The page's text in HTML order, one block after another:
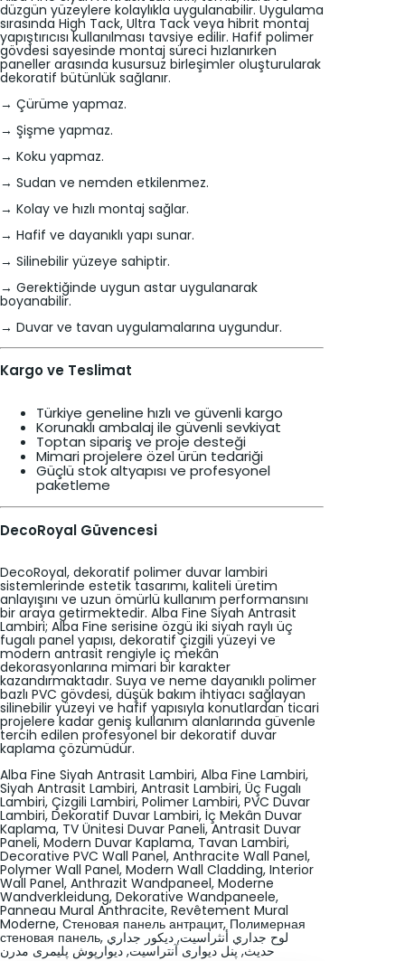
düzgün yüzeylere kolaylıkla uygulanabilir. Uygulama
sırasında High Tack, Ultra Tack veya hibrit montaj
yapıştırıcısı kullanılması tavsiye edilir. Hafif polimer
gövdesi sayesinde montaj süreci hızlanırken
paneller arasında kusursuz birleşimler oluşturularak
dekoratif bütünlük sağlanır.
→ Çürüme yapmaz.
→ Şişme yapmaz.
→ Koku yapmaz.
→ Sudan ve nemden etkilenmez.
→ Kolay ve hızlı montaj sağlar.
→ Hafif ve dayanıklı yapı sunar.
→ Silinebilir yüzeye sahiptir.
→ Gerektiğinde uygun astar uygulanarak
boyanabilir.
→ Duvar ve tavan uygulamalarına uygundur.
Kargo ve Teslimat
Türkiye geneline hızlı ve güvenli kargo
Korunaklı ambalaj ile güvenli sevkiyat
Toptan sipariş ve proje desteği
Mimari projelere özel ürün tedariği
Güçlü stok altyapısı ve profesyonel
paketleme
DecoRoyal Güvencesi
DecoRoyal, dekoratif polimer duvar lambiri
sistemlerinde estetik tasarımı, kaliteli üretim
anlayışını ve uzun ömürlü kullanım performansını
bir araya getirmektedir. Alba Fine Siyah Antrasit
Lambiri; Alba Fine serisine özgü iki siyah raylı üç
fugalı panel yapısı, dekoratif çizgili yüzeyi ve
modern antrasit rengiyle iç mekân
dekorasyonlarına mimari bir karakter
kazandırmaktadır. Suya ve neme dayanıklı polimer
bazlı PVC gövdesi, düşük bakım ihtiyacı sağlayan
silinebilir yüzeyi ve hafif yapısıyla konutlardan ticari
projelere kadar geniş kullanım alanlarında güvenle
tercih edilen profesyonel bir dekoratif duvar
kaplama çözümüdür.
Alba Fine Siyah Antrasit Lambiri, Alba Fine Lambiri,
Siyah Antrasit Lambiri, Antrasit Lambiri, Üç Fugalı
Lambiri, Çizgili Lambiri, Polimer Lambiri, PVC Duvar
Lambiri, Dekoratif Duvar Lambiri, İç Mekân Duvar
Kaplama, TV Ünitesi Duvar Paneli, Antrasit Duvar
Paneli, Modern Duvar Kaplama, Tavan Lambiri,
Decorative PVC Wall Panel, Anthracite Wall Panel,
Polymer Wall Panel, Modern Wall Cladding, Interior
Wall Panel, Anthrazit Wandpaneel, Moderne
Wandverkleidung, Dekorative Wandpaneele,
Panneau Mural Anthracite, Revêtement Mural
Moderne, Стеновая панель антрацит, Полимерная
стеновая панель, لوح جداري أنثراسيت, ديكور جداري
حديث, پنل دیواری آنتراسیت, دیوارپوش پلیمری مدرن